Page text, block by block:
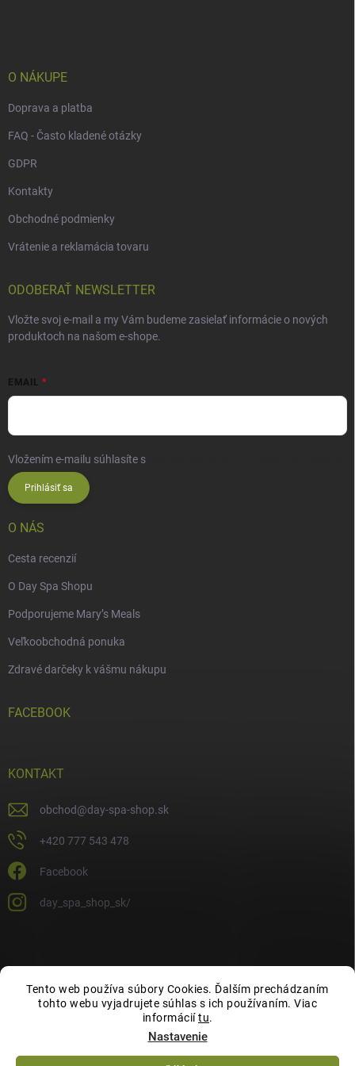
Tento web používa súbory Cookies. Ďalším prechádzaním
tohto webu vyjadrujete súhlas s ich používaním. Viac
informáciítu.
Nastavenie
O NÁKUPE
Doprava a platba
FAQ - Často kladené otázky
GDPR
Kontakty
Obchodné podmienky
Vrátenie a reklamácia tovaru
ODOBERAŤ NEWSLETTER
Vložte svoj e-mail a my Vám budeme zasielať informácie o nových
produktoch na našom e-shope.
EMAIL
Vložením e-mailu súhlasíte s
Prihlásiť sa
O NÁS
Cesta recenzií
O Day Spa Shopu
Podporujeme Mary’s Meals
Veľkoobchodná ponuka
Zdravé darčeky k vášmu nákupu
FACEBOOK
KONTAKT
obchod@day-spa-shop.sk
+420 777 543 478
Facebook
day_spa_shop_sk/